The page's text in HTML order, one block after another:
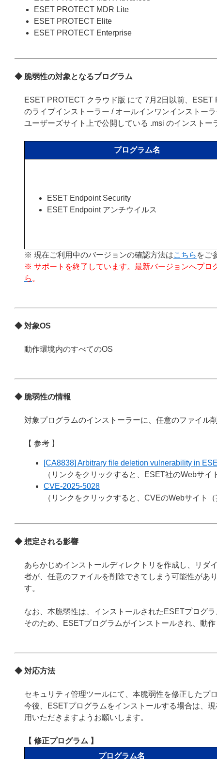
ESET PROTECT MDR Lite
ESET PROTECT Elite
ESET PROTECT Enterprise
◆ 脆弱性の対象となるプログラム
ESET PROTECT クラウド版 にて 7月2日以前、
のライブインストーラー / オールインワンインストー
ユーザーズサイト上で公開している .msi のインストー
プログラム名
ESET Endpoint Security
ESET Endpoint アンチウイルス
※ 現在ご利用中のバージョンの確認方法はこちら をご
※ サポートを終了しています。最新バージョンへプロ
ら 。
◆ 対象OS
動作環境内のすべてのOS
◆ 脆弱性の情報
対象プログラムのインストーラーに、任意のファイル
【 参考 】
[CA8838] Arbitrary file deletion vulnerability in
（リンクをクリックすると、ESET社のWebサ
CVE-2025-5028
（リンクをクリックすると、CVEのWebサイト
◆ 想定される影響
あらかじめインストールディレクトリを作成し、リダ
者が、任意のファイルを削除できてしまう可能性があ
す。
なお、本脆弱性は、インストールされたESETプログ
そのため、ESETプログラムがインストールされ、動
◆ 対応方法
セキュリティ管理ツールにて、本脆弱性を修正したプ
今後、ESETプログラムをインストールする場合は、
用いただきますようお願いします。
【 修正プログラム 】
プログラム名